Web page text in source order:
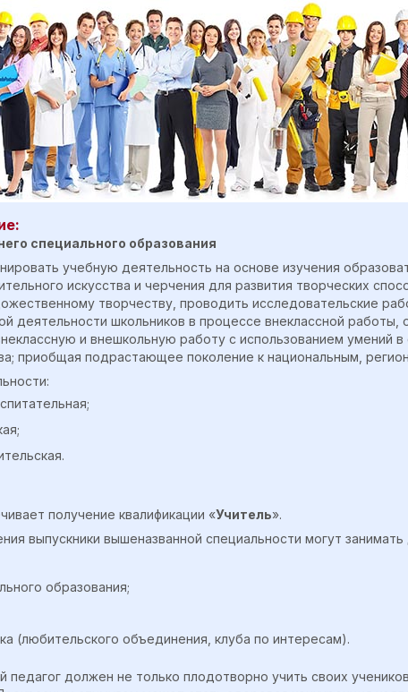
специального образования
учебную деятельность на основе изучения
искусства и черчения для развития творческих
творчеству, проводить исследовательские
деятельности школьников в процессе внеклассной работы,
и внешкольную работу с использованием умений
приобщая подрастающее поколение к национальным,
получение квалификации «Учитель».
выпускники вышеназванной специальности могут
образования;
(любительского объединения, клуба по интересам).
педагог должен не только плодотворно учить своих